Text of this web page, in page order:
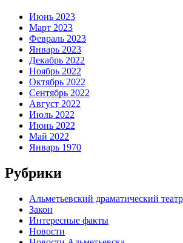
Июнь 2023
Март 2023
Февраль 2023
Январь 2023
Декабрь 2022
Ноябрь 2022
Октябрь 2022
Сентябрь 2022
Август 2022
Июль 2022
Июнь 2022
Май 2022
Январь 1970
Рубрики
Альметьевский драматический театр
Закон
Интересные факты
Новости